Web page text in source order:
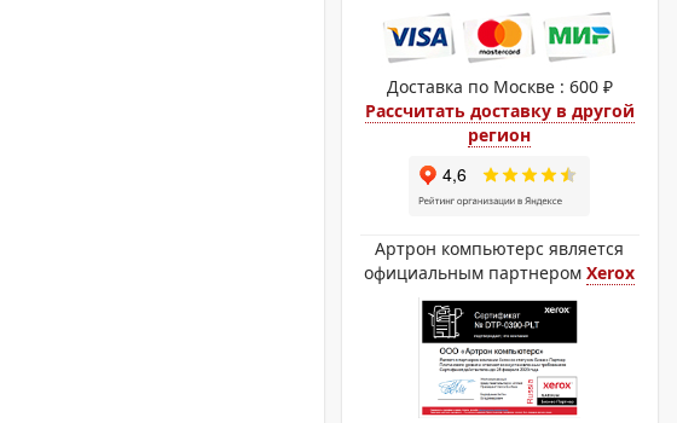
Доставка по Москве : 600 ₽
Рассчитать доставку в другой
регион
Артрон компьютерс является
официальным партнеромXerox